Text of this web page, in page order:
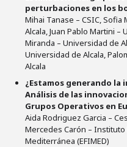
perturbaciones en los
Mihai Tanase – CSIC,
Alcala, Juan Pablo Martini –
Miranda – Universidad de
Universidad de Alcala,
Alcala
¿Estamos generando la
Análisis de las
Grupos Operativos en
Aida Rodriguez Garcia –
Mercedes Carón –
Mediterránea (EFIMED)